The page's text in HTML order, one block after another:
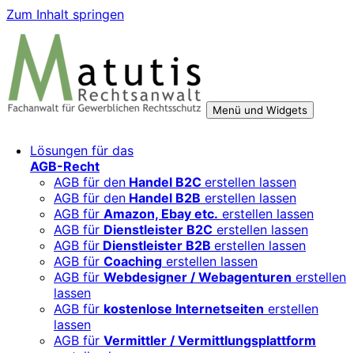
Zum Inhalt springen
wachsen mit starken AGB, Datenschutz und
Markenschutz
Aktivitäten, Plattformen und Innovationen rechtssicher
entwickeln und skalieren wollen.
Menü und Widgets
Lösungen für das
AGB-Recht
AGB für den Handel B2C erstellen lassen
AGB für den Handel B2B erstellen lassen
AGB für Amazon, Ebay etc. erstellen lassen
AGB für Dienstleister B2C erstellen lassen
AGB für Dienstleister B2B erstellen lassen
AGB für Coaching erstellen lassen
AGB für Webdesigner / Webagenturen erstellen
lassen
AGB für kostenlose Internetseiten erstellen
lassen
AGB für Vermittler / Vermittlungsplattform